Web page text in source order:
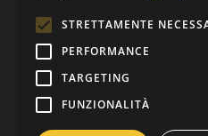
I-39012
P.IVA:
STRETTAMENTE
PERFORMANCE
TARGETING
FUNZIONALITÀ